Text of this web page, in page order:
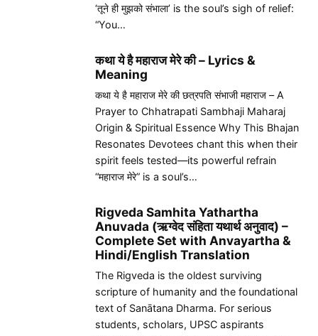
‘तूने ही मुझको संभाला’ is the soul’s sigh of relief:
“You…
कथा ये है महाराज मेरे की – Lyrics &
Meaning
कथा ये है महाराज मेरे की छत्रपति संभाजी महाराज – A
Prayer to Chhatrapati Sambhaji Maharaj
Origin & Spiritual Essence Why This Bhajan
Resonates Devotees chant this when their
spirit feels tested—its powerful refrain
“महाराज मेरे” is a soul’s…
Rigveda Samhita Yathartha
Anuvada (ऋग्वेद संहिता यथार्थ अनुवाद) –
Complete Set with Anvayartha &
Hindi/English Translation
The Rigveda is the oldest surviving
scripture of humanity and the foundational
text of Sanātana Dharma. For serious
students, scholars, UPSC aspirants